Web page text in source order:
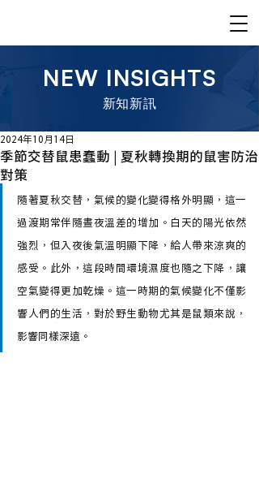
NEW INSIGHTS
​新知新訊
季節交替鼠患蠢動 | 夏秋轉換期的鼠害防治
對策
2024年10月14日
隨著夏秋交替，氣候的變化變得格外明顯，這一
過渡期常伴隨晝夜溫差的增加。白天的陽光依然
強烈，但入夜後氣溫明顯下降，給人帶來涼爽的
感受。此外，這段時間環境濕度也隨之下降，讓
空氣變得更加乾燥。這一時期的氣候變化不僅影
響人們的生活，對於野生動物尤其是鼠類來說，
影響同樣深遠。